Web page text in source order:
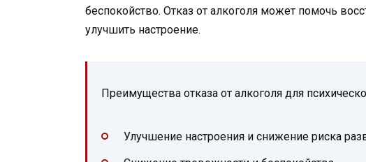
беспокойство. Отказ от алкоголя может помочь
улучшить настроение.
Преимущества отказа от алкоголя для
Улучшение настроения и снижение риска